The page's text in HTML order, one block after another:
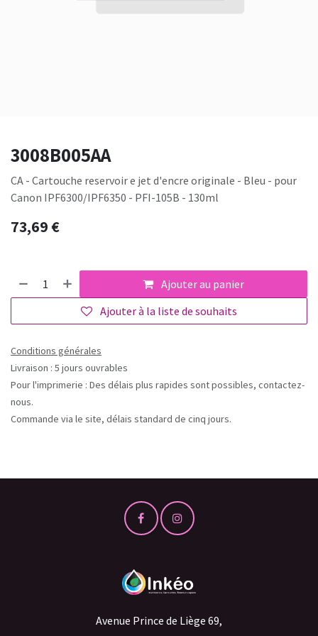
3008B005AA
CA - Cartouche reservoir e jet d'encre originale - Bleu - pour
Canon IPF6300/IPF6350 - PFI-105B - 130ml
73,69€
Ajouter au panier
Ajouter à la liste de souhaits
Conditions générales
Livraison : 5 jours ouvrables
Pour l'imprimerie : Des délais plus rapides sont possibles, contactez-
nous.
Commande via le site, délais standard de cinq jours.
Avenue Prince de Liège 69,